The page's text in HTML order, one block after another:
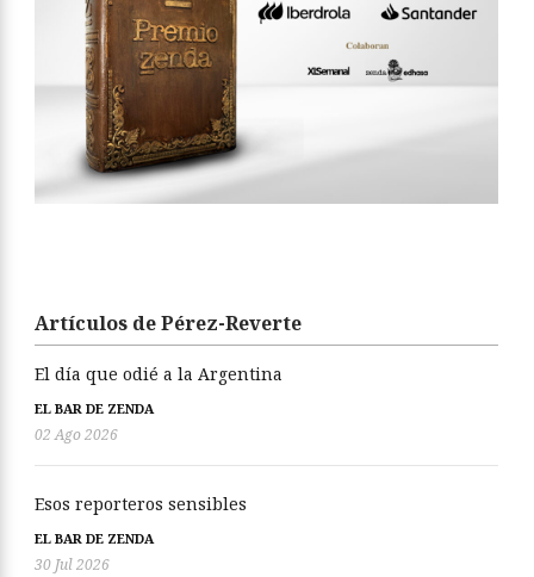
Artículos de Pérez-Reverte
El día que odié a la Argentina
EL BAR DE ZENDA
02 Ago 2026
Esos reporteros sensibles
EL BAR DE ZENDA
30 Jul 2026